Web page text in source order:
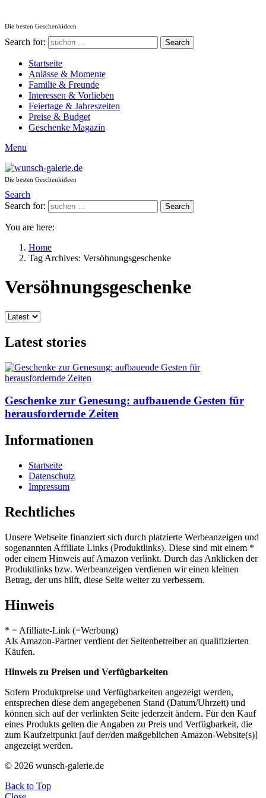
Die besten Geschenkideen
Search for: Search
Startseite
Anlässe & Momente
Familie & Freunde
Interessen & Vorlieben
Feiertage & Jahreszeiten
Preise & Budget
Geschenke Magazin
Menu
Die besten Geschenkideen
Search
Search for:
Search
You are here:
Home
Tag Archives: Versöhnungsgeschenke
Versöhnungsgeschenke
Latest stories
Geschenke zur Genesung: aufbauende Gesten für
herausfordernde Zeiten
Informationen
Startseite
Datenschutz
Impressum
Rechtliches
Unsere Webseite finanziert sich durch platzierte Werbeanzeigen und
sogenannten Affiliate Links (Produktlinks). Diese sind mit einem *
oder einem Hinweis auf Amazon verlinkt. Durch das Anklicken der
Produktlinks bzw. Werbeanzeigen verdienen wir einen kleinen
Betrag, der uns hilft, diese Seite weiter zu verbessern.
Hinweis
* = Afilliate-Link (=Werbung)
Als Amazon-Partner verdient der Seitenbetreiber an qualifizierten
Käufen.
Hinweis zu Preisen und Verfügbarkeiten
Sofern Produktpreise und Verfügbarkeiten angezeigt werden,
entsprechen diese dem angegebenen Stand (Datum/Uhrzeit) und
können sich auf der verlinkten Seite jederzeit ändern. Für den Kauf
eines Produkts gelten die Angaben zu Preis und Verfügbarkeit, die
zum Kaufzeitpunkt [auf der/den maßgeblichen Amazon-Website(s)]
angezeigt werden.
© 2026 wunsch-galerie.de
Back to Top